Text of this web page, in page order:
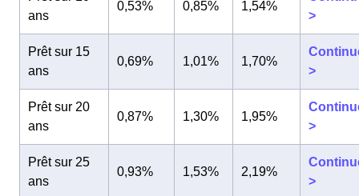
ans
0,53% 0,85% 1,54%
>
Prêt sur 15
ans
0,69% 1,01% 1,70%
>
Prêt sur 20
ans
0,87% 1,30% 1,95%
>
Prêt sur 25
ans
0,93% 1,53% 2,19%
>